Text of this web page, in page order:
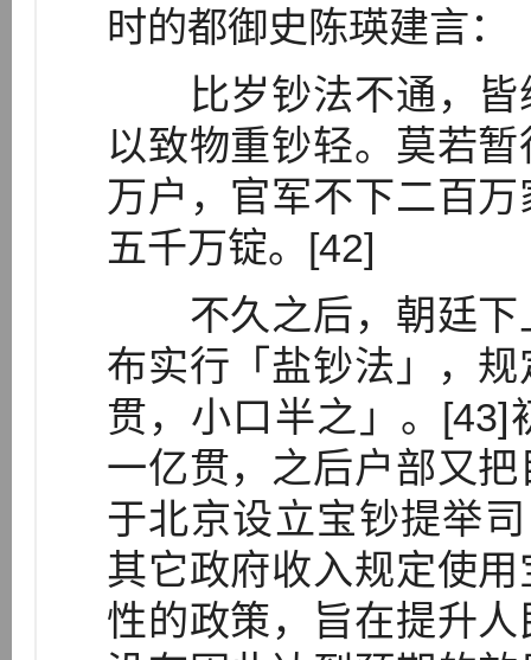
时的都御史陈瑛建言：
比岁钞法不通，皆
以致物重钞轻。莫若
万户，官军不下二百
五千万锭。[42]
不久之后，朝廷下
布实行「盐钞法」，
贯，小口半之」。[43]
一亿贯，之后户部又
于北京设立宝钞提举
其它政府收入规定使
性的政策，旨在提升